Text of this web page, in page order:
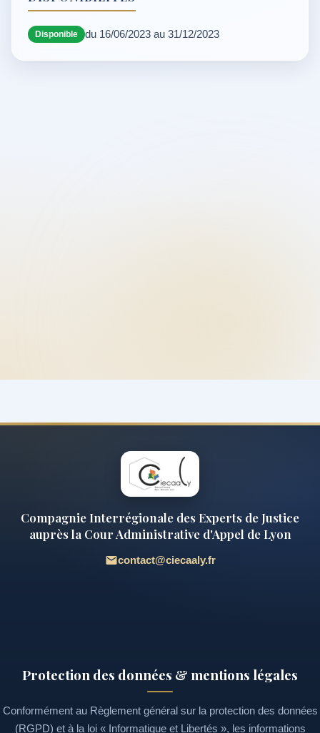
Disponible du 16/06/2023 au 31/12/2023
Compagnie Interrégionale des Experts de Justice
auprès la Cour Administrative d'Appel de Lyon
contact@ciecaaly.fr
Protection des données & mentions légales
Conformément au Règlement général sur la protection des données
(RGPD) et à la loi « Informatique et Libertés », les informations